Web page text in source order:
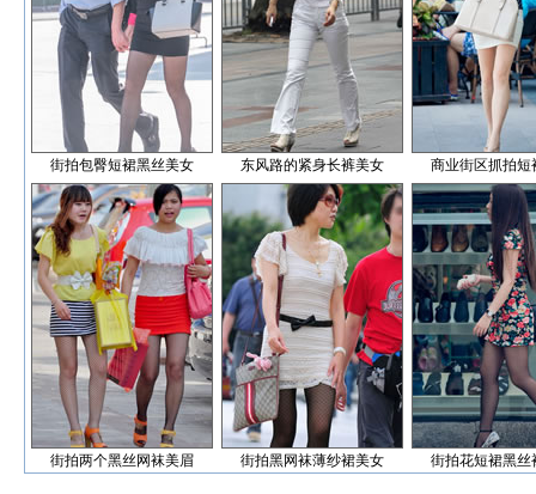
街拍包臀短裙黑丝美女 东风路的紧身长裤美女 商业街区抓拍短
街拍两个黑丝网袜美眉 街拍黑网袜薄纱裙美女 街拍花短裙黑丝